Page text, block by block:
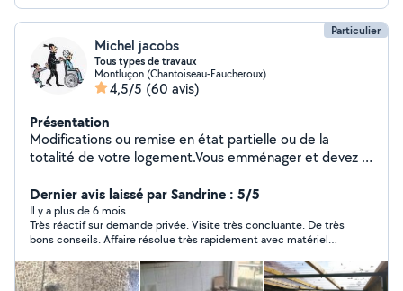
Particulier
Michel jacobs
Tous types de travaux
Montluçon (Chantoiseau-Faucheroux)
4,5/5 (60 avis)
Présentation
Modifications ou remise en état partielle ou de la
totalité de votre logement.Vous emménager et devez :
calicots, enduits, tapisserie, peinture et plein autre
chose Demandé je réponds à toutes vos demandes
Dernier avis laissé par Sandrine : 5/5
Il y a plus de 6 mois
Très réactif sur demande privée. Visite très concluante. De très
bons conseils. Affaire résolue très rapidement avec matériel